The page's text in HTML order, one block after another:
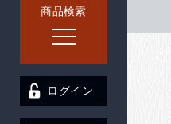
商品検索
ログイン